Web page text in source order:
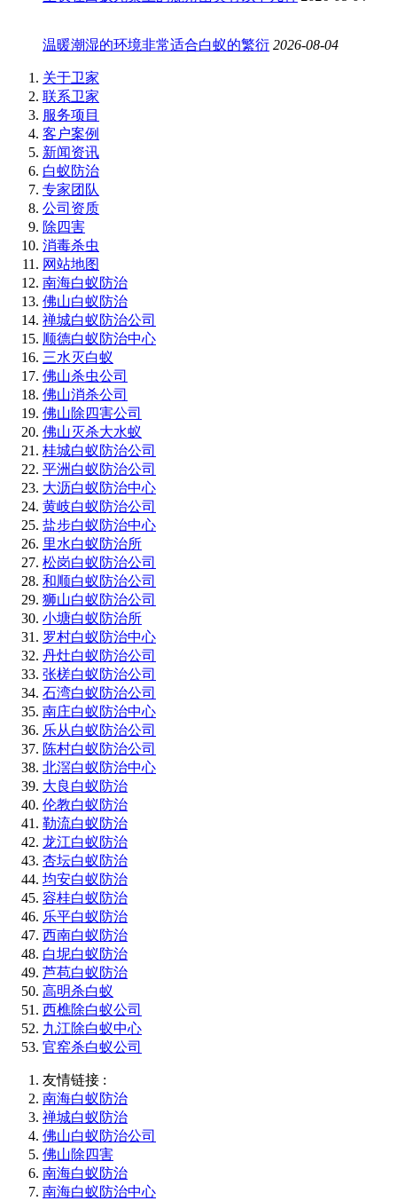
温暖潮湿的环境非常适合白蚁的繁衍 2026-08-04
关于卫家
联系卫家
服务项目
客户案例
新闻资讯
白蚁防治
专家团队
公司资质
除四害
消毒杀虫
网站地图
南海白蚁防治
佛山白蚁防治
禅城白蚁防治公司
顺德白蚁防治中心
三水灭白蚁
佛山杀虫公司
佛山消杀公司
佛山除四害公司
佛山灭杀大水蚁
桂城白蚁防治公司
平洲白蚁防治公司
大沥白蚁防治中心
黄岐白蚁防治公司
盐步白蚁防治中心
里水白蚁防治所
松岗白蚁防治公司
和顺白蚁防治公司
狮山白蚁防治公司
小塘白蚁防治所
罗村白蚁防治中心
丹灶白蚁防治公司
张槎白蚁防治公司
石湾白蚁防治公司
南庄白蚁防治中心
乐从白蚁防治公司
陈村白蚁防治公司
北滘白蚁防治中心
大良白蚁防治
伦教白蚁防治
勒流白蚁防治
龙江白蚁防治
杏坛白蚁防治
均安白蚁防治
容桂白蚁防治
乐平白蚁防治
西南白蚁防治
白坭白蚁防治
芦苞白蚁防治
高明杀白蚁
西樵除白蚁公司
九江除白蚁中心
官窑杀白蚁公司
友情链接 :
南海白蚁防治
禅城白蚁防治
佛山白蚁防治公司
佛山除四害
南海白蚁防治
南海白蚁防治中心